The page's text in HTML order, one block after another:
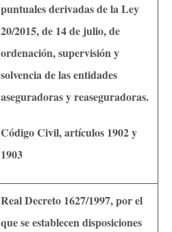
puntuales derivadas de la Ley
20/2015, de 14 de julio, de
ordenación, supervisión y
solvencia de las entidades
aseguradoras y reaseguradoras.
Código Civil, artículos 1902 y
1903
Real Decreto 1627/1997, por el
que se establecen disposiciones